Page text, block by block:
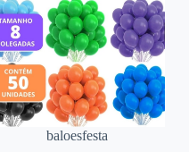
baloesfesta